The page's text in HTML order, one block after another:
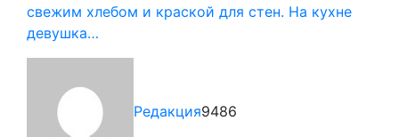
свежим хлебом и краской для стен. На кухне
девушка…
Редакция9486